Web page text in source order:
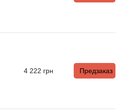
4 222 грн Предзаказ